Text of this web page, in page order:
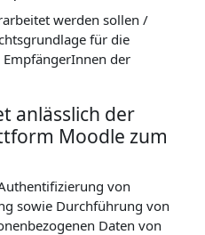
werden sollen /
für die
der
anlässlich der
Moodle zum
von
sowie Durchführung von
Daten von